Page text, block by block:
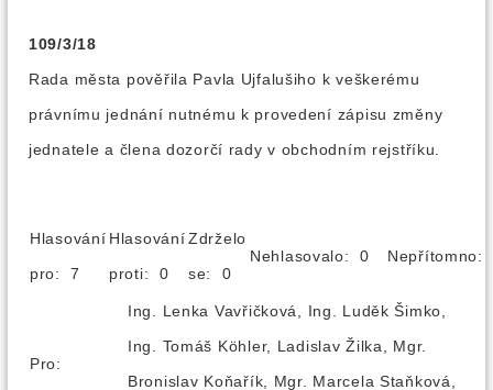
109/3/18
Rada města pověřila Pavla Ujfalušiho k veškerému
právnímu jednání nutnému k provedení zápisu změny
jednatele a člena dozorčí rady v obchodním rejstříku.
Hlasování
pro: 7
Hlasování
proti: 0
Zdrželo
se: 0
Nehlasovalo: 0
Pro:
Ing. Lenka Vavřičková, Ing. Luděk Šimko,
Ing. Tomáš Köhler, Ladislav Žilka, Mgr.
Bronislav Koňařík, Mgr. Marcela Staňková,